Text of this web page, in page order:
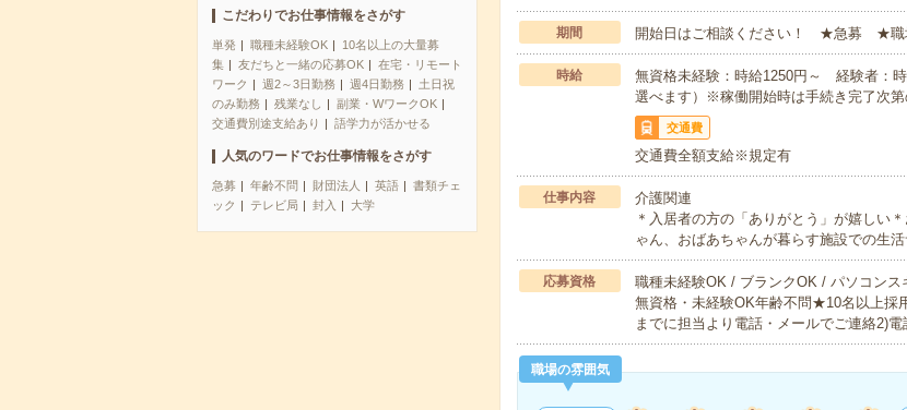
こだわりでお仕事情報をさがす
単発 職種未経験OK
10名以上の大量募
集
友だちと一緒の応募OK
在宅・リモート
ワーク
週2～3日勤務 週4日勤務
土日祝
のみ勤務
残業なし
副業・WワークOK
交通費別途支給あり
語学力が活かせる
人気のワードでお仕事情報をさがす
急募 年齢不問 財団法人 英語
書類チェ
ック
テレビ局 封入 大学
期間 開始日はご相談ください！ ★急募 ★職
時給
無資格未経験：時給1250円～ 経験者：
選べます）※稼働開始時は手続き完了次第
交通費
交通費全額支給※規定有
仕事内容
介護関連
＊入居者の方の「ありがとう」が嬉しい
ゃん、おばあちゃんが暮らす施設での生
応募資格
職種未経験OK / ブランクOK / パソコンス
無資格・未経験OK年齢不問★10名以上
までに担当より電話・メールでご連絡2)
職場の雰囲気